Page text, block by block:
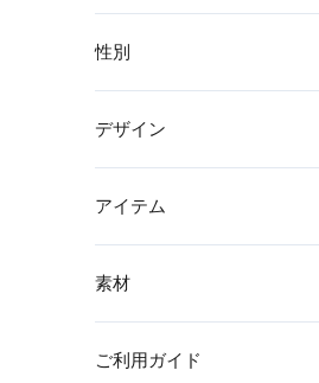
性別
デザイン
アイテム
素材
ご利用ガイド